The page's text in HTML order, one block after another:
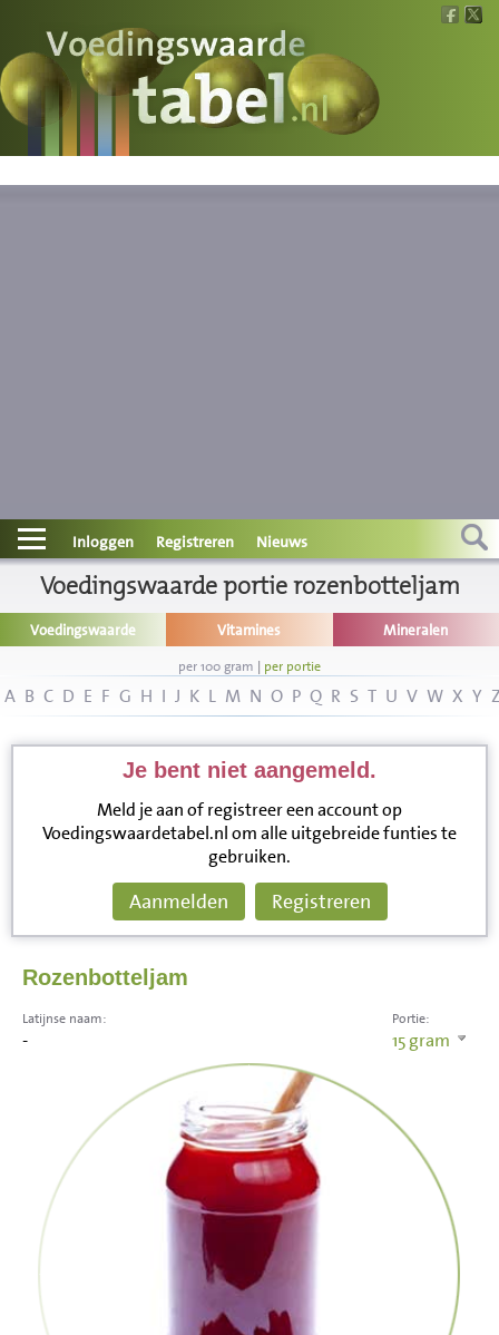
Voedingswaarde
Wat is wat?
Contact
Informatie
Disclaimer
Inloggen Registreren Nieuws
Voedingswaarde portie rozenbotteljam
Voedingswaarde Vitamines Mineralen
per 100 gram | per portie
A B C D E F G H I J K L M N O P Q R S T U V W X Y
Je bent niet aangemeld.
Meld je aan of registreer een account op
Voedingswaardetabel.nl om alle uitgebreide funties te
gebruiken.
Aanmelden Registreren
Rozenbotteljam
Portie:
15gram
Latijnse naam:
-